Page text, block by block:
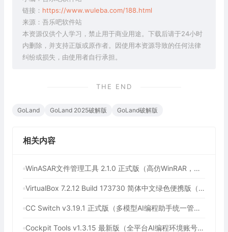
链接： https://www.wuleba.com/188.html
来源：吾乐吧软件站
本资源仅供个人学习，禁止用于商业用途。下载后请于24小时
内删除，并支持正版或原作者。因使用本资源导致的任何法律
纠纷或损失，由使用者自行承担。
THE END
GoLand GoLand 2025破解版 GoLand破解版
相关内容
WinASAR文件管理工具 2.1.0 正式版（高仿WinRAR，最好用的Electron ASAR文件打包/解包工具、压缩/解压工具）
VirtualBox 7.2.12 Build 173730 简体中文绿色便携版（免费开源的虚拟机）
CC Switch v3.19.1 正式版（多模型AI编程助手统一管理平台，AI编程必备工具）
Cockpit Tools v1.3.15 最新版（全平台AI编程环境账号管理与多开神器，支持WorkBuddy一键签到）